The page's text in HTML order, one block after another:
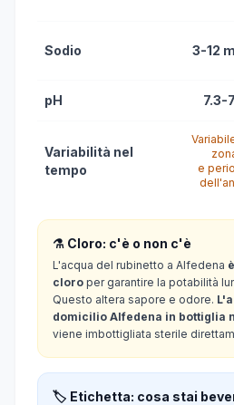
Sodio 3-12
pH 7.3-
Variabilità nel
tempo
e
⚗️ Cloro: c'è o non c'è
L'acqua del rubinetto a Alfedena
cloro per garantire la potabilità
Questo altera sapore e odore.
domicilio Alfedena in bottiglia
viene imbottigliata sterile
🏷️ Etichetta: cosa stai